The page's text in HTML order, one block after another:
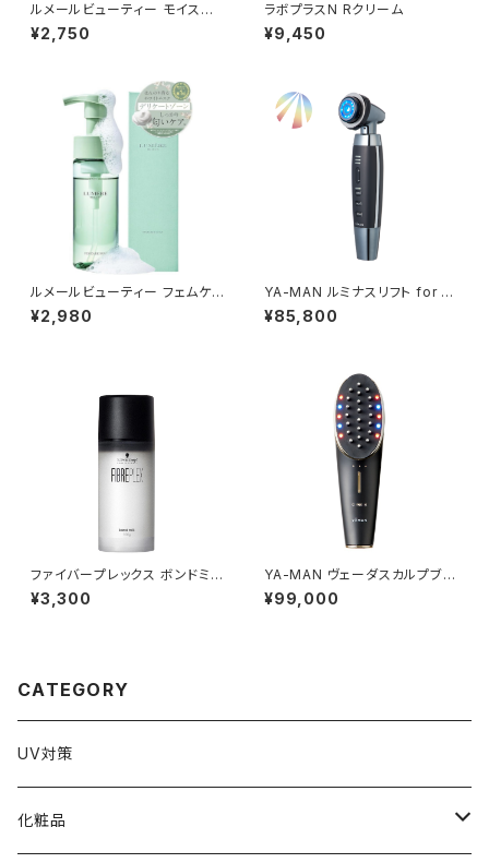
ルメールビューティー モイスチ
ャーミスト 75mL
¥2,750
ラボプラスN Rクリーム
¥9,450
ルメールビューティー フェムケア
ソープ 150mL
¥2,980
YA-MAN ルミナスリフト for S
alon
¥85,800
ファイバープレックス ボンドミル
ク 100g
¥3,300
YA-MAN ヴェーダスカルプブラ
シ
¥99,000
CATEGORY
UV対策
化粧品